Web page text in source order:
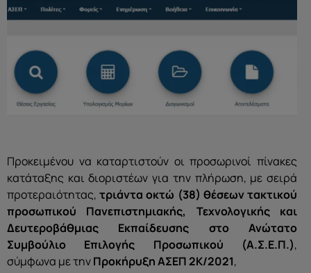
Προκειμένου να καταρτιστούν οι προσωρινοί πίνακες
κατάταξης και διοριστέων για την πλήρωση, με σειρά
προτεραιότητας,τριάντα οκτώ (38) θέσεων τακτικού
προσωπικού Πανεπιστημιακής, Τεχνολογικής και
Δευτεροβάθμιας Εκπαίδευσης στο Ανώτατο
Συμβούλιο Επιλογής Προσωπικού (Α.Σ.Ε.Π.),
σύμφωνα με τηνΠροκήρυξη ΑΣΕΠ 2Κ/2021,